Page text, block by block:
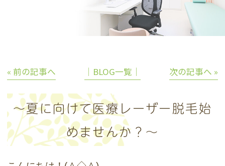
« 前の記事へ │BLOG一覧│ 次の記事へ »
～夏に向けて医療レーザー脱毛始
めませんか？～